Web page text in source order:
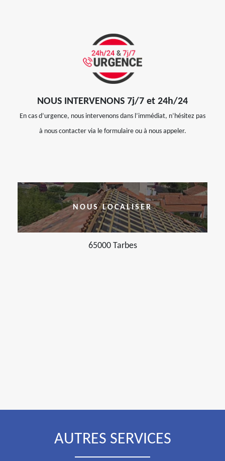
NOUS INTERVENONS 7j/7 et 24h/24
En cas d’urgence, nous intervenons dans l’immédiat, n’hésitez pas
à nous contacter via le formulaire ou à nous appeler.
NOUS LOCALISER
65000 Tarbes
AUTRES SERVICES